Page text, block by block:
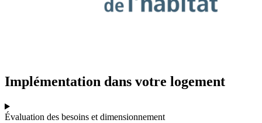
Implémentation dans votre logement
Évaluation des besoins et dimensionnement